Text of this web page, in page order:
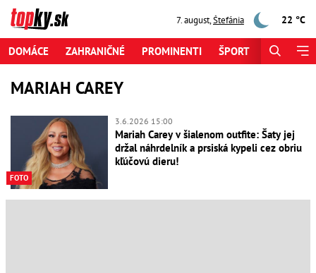
7. august,Štefánia 22 °C
DOMÁCE ZAHRANIČNÉ PROMINENTI ŠPORT
MARIAH CAREY
FOTO
3.6.2026 15:00
Mariah Carey v šialenom outfite: Šaty jej
držal náhrdelník a prsiská kypeli cez obriu
kľúčovú dieru!